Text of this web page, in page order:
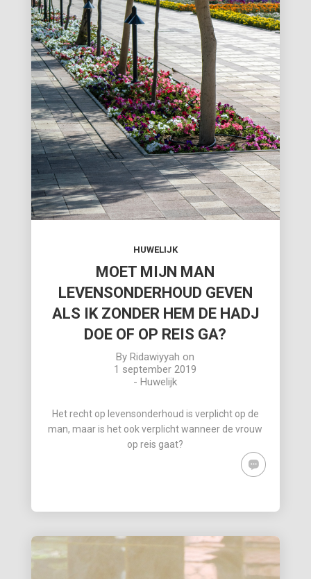
HUWELIJK
MOET MIJN MAN
LEVENSONDERHOUD GEVEN
ALS IK ZONDER HEM DE HADJ
DOE OF OP REIS GA?
ByRidawiyyah on
1 september 2019
-Huwelijk
Het recht op levensonderhoud is verplicht op de
man, maar is het ook verplicht wanneer de vrouw
op reis gaat?